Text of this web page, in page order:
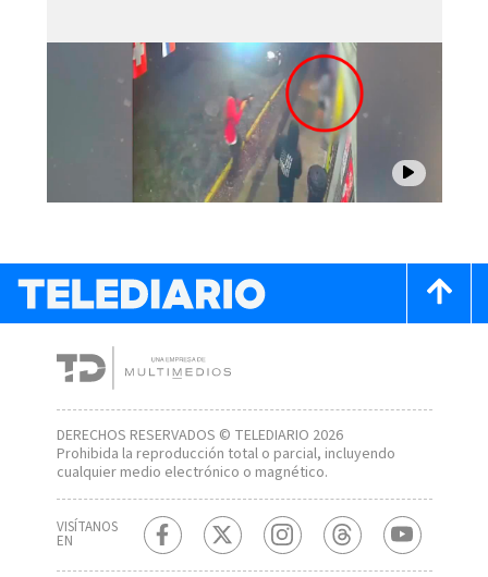
DERECHOS RESERVADOS © TELEDIARIO 2026
Prohibida la reproducción total o parcial, incluyendo
cualquier medio electrónico o magnético.
VISÍTANOS
EN